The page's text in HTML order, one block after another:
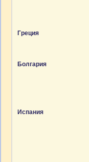
Греция
Болгария
Испания